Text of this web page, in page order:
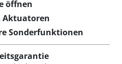
öffnen
Aktuatoren
Sonderfunktionen